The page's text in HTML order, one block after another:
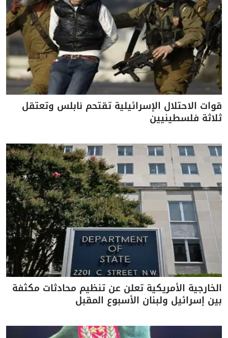
قوات الاحتلال الإسرائيلية تقتحم نابلس وتعتقل
ثلاثة فلسطينيين
الخارجية الأمريكية تعلن عن تنظيم محادثات مكثفة
بين إسرائيل ولبنان الأسبوع المقبل